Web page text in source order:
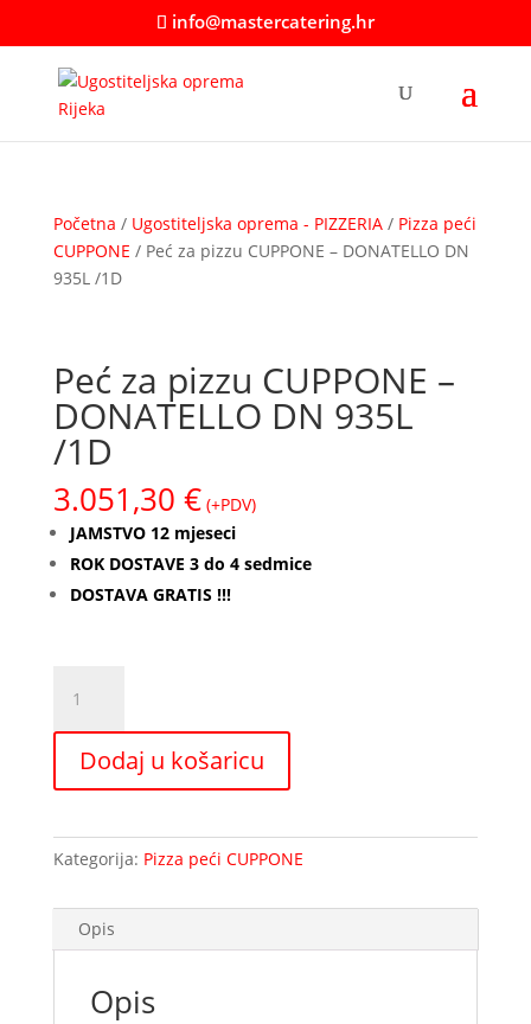
info@mastercatering.hr
Početna / Ugostiteljska oprema - PIZZERIA/ Pizza peći
CUPPONE / Peć za pizzu CUPPONE – DONATELLO DN
935L /1D
Peć za pizzu CUPPONE –
DONATELLO DN 935L
/1D
3.051,30 € (+PDV)
JAMSTVO 12 mjeseci
ROK DOSTAVE 3 do 4 sedmice
DOSTAVA GRATIS !!!
pizzu
CUPPONE
-
DN
935L
količina
Dodaj u košaricu
Kategorija: Pizza peći CUPPONE
Opis
Opis